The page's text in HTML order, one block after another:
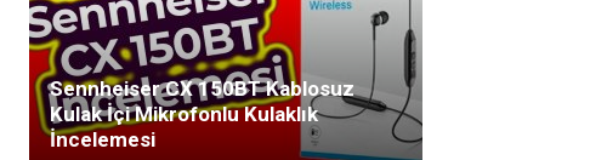
Sennheiser CX 150BT Kablosuz
Kulak İçi Mikrofonlu Kulaklık
İncelemesi